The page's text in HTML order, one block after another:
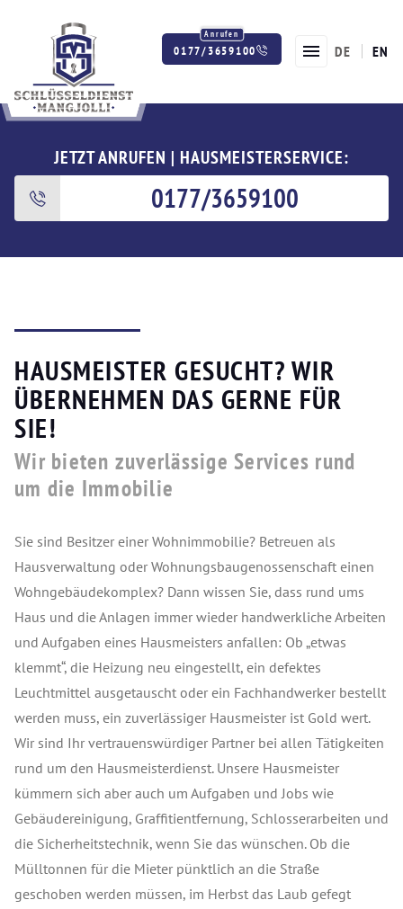
0177/3659100 DE EN
JETZT ANRUFEN | HAUSMEISTERSERVICE:
0177/3659100
HAUSMEISTER GESUCHT? WIR
ÜBERNEHMEN DAS GERNE FÜR
SIE!
Wir bieten zuverlässige Services rund
um die Immobilie
Sie sind Besitzer einer Wohnimmobilie? Betreuen als
Hausverwaltung oder Wohnungsbaugenossenschaft einen
Wohngebäudekomplex? Dann wissen Sie, dass rund ums
Haus und die Anlagen immer wieder handwerkliche Arbeiten
und Aufgaben eines Hausmeisters anfallen: Ob „etwas
klemmt“, die Heizung neu eingestellt, ein defektes
Leuchtmittel ausgetauscht oder ein Fachhandwerker bestellt
werden muss, ein zuverlässiger Hausmeister ist Gold wert.
Wir sind Ihr vertrauenswürdiger Partner bei allen Tätigkeiten
rund um den Hausmeisterdienst. Unsere Hausmeister
kümmern sich aber auch um Aufgaben und Jobs wie
Gebäudereinigung, Graffitientfernung, Schlosserarbeiten und
die Sicherheitstechnik, wenn Sie das wünschen. Ob die
Mülltonnen für die Mieter pünktlich an die Straße
geschoben werden müssen, im Herbst das Laub gefegt